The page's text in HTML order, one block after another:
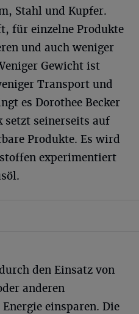
Stahl und Kupfer.
für einzelne Produkte
und auch weniger
Gewicht ist
Transport und
es Dorothee Becker
setzt seinerseits auf
Produkte. Es wird
experimentiert
den Einsatz von
anderen
einsparen. Die